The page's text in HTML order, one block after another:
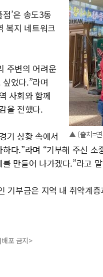
▲ (출처=
’은 송도3동
복지 네트워크
주변의 어려운
었다.”라며
사회와 함께
을 전했다.
기 상황 속에서
다.”라며 “기부해 주신
만들어 나가겠다.”라고
기부금은 지역 내 취약계
포 금지>